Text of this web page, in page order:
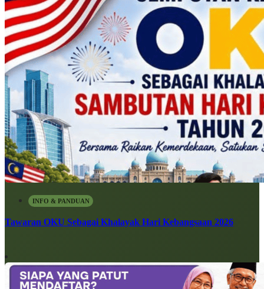
INFO & PANDUAN
Tawaran OKU Sebagai Khalayak Hari Kebangsaan 2026